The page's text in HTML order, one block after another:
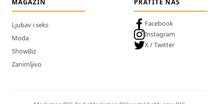
MAGAZIN
Ljubav i seks
Moda
ShowBiz
Zanimljivo
PRATITE NAS
Facebook
Instagram
X / Twitter